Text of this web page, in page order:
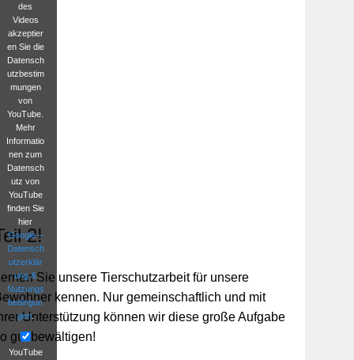
des
Videos
akzeptier
en Sie die
Datensch
utzbestim
mungen
von
YouTube.
Mehr
Informatio
nen zum
Datensch
utz von
YouTube
finden Sie
hier
Google –
Datensch
utzerklär
ung &
Nutzungs
bedingun
gen.
YouTube
2!
Lernen Sie unsere Tierschutzarbeit für unsere
kennen. Nur gemeinschaftlich und mit
Unterstützung können wir diese große Aufgabe
gut bewältigen!